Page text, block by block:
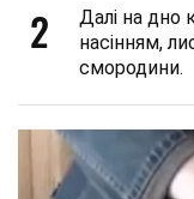
2
Далі на дно
насінням,
смородини.